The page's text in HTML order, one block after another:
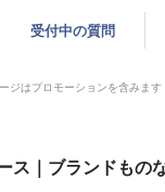
受付中の質問
ジはプロモーションを含みます
ス｜ブランドもの